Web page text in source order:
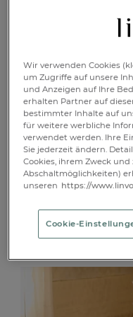
1
Wir verwenden Cookies
um Zugriffe auf unsere
und Anzeigen auf Ihre
erhalten Partner auf
bestimmter Inhalte auf
für weitere werbliche
verwendet werden. Ihre
Sie jederzeit ändern.
Cookies, ihrem Zweck
Abschaltmöglichkeiten)
unseren https://
Cookie-